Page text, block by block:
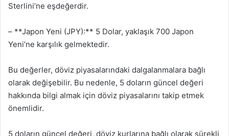
Sterlini’ne eşdeğerdir.
– **Japon Yeni (JPY):** 5 Dolar, yaklaşık 700 Japon
Yeni’ne karşılık gelmektedir.
Bu değerler, döviz piyasalarındaki dalgalanmalara bağlı
olarak değişebilir. Bu nedenle, 5 doların güncel değeri
hakkında bilgi almak için döviz piyasalarını takip etmek
önemlidir.
5 doların güncel değeri, döviz kurlarına bağlı olarak sürekli